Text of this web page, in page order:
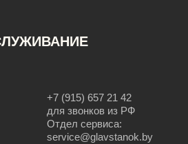
+7 (915) 657 21 42
для звонков из РФ
Отдел сервиса:
service@glavstanok.by